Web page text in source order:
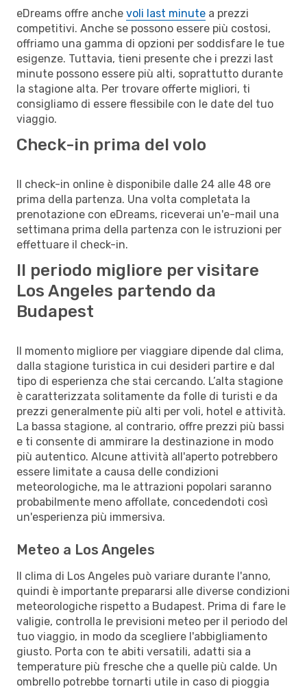
eDreams offre anche voli last minute a prezzi
competitivi. Anche se possono essere più costosi,
offriamo una gamma di opzioni per soddisfare le tue
esigenze. Tuttavia, tieni presente che i prezzi last
minute possono essere più alti, soprattutto durante
la stagione alta. Per trovare offerte migliori, ti
consigliamo di essere flessibile con le date del tuo
viaggio.
Check-in prima del volo
Il check-in online è disponibile dalle 24 alle 48 ore
prima della partenza. Una volta completata la
prenotazione con eDreams, riceverai un'e-mail una
settimana prima della partenza con le istruzioni per
effettuare il check-in.
Il periodo migliore per visitare
Los Angeles partendo da
Budapest
Il momento migliore per viaggiare dipende dal clima,
dalla stagione turistica in cui desideri partire e dal
tipo di esperienza che stai cercando. L’alta stagione
è caratterizzata solitamente da folle di turisti e da
prezzi generalmente più alti per voli, hotel e attività.
La bassa stagione, al contrario, offre prezzi più bassi
e ti consente di ammirare la destinazione in modo
più autentico. Alcune attività all'aperto potrebbero
essere limitate a causa delle condizioni
meteorologiche, ma le attrazioni popolari saranno
probabilmente meno affollate, concedendoti così
un'esperienza più immersiva.
Meteo a Los Angeles
Il clima di Los Angeles può variare durante l'anno,
quindi è importante prepararsi alle diverse condizioni
meteorologiche rispetto a Budapest. Prima di fare le
valigie, controlla le previsioni meteo per il periodo del
tuo viaggio, in modo da scegliere l'abbigliamento
giusto. Porta con te abiti versatili, adatti sia a
temperature più fresche che a quelle più calde. Un
ombrello potrebbe tornarti utile in caso di pioggia